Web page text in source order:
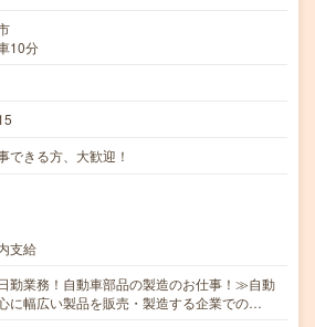
10分
できる方、大歓迎！
支給
勤業務！自動車部品の製造のお仕事！≫自動
に幅広い製品を販売・製造する企業での…